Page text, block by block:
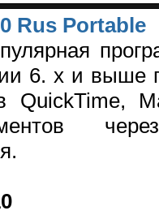
Rus Portable
6. x и выше
QuickTime,